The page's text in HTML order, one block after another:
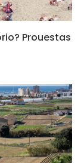
Prouestas